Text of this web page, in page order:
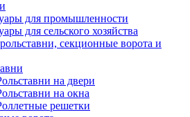
для промышленности
для сельского хозяйства
секционные ворота и
на двери
на окна
решетки